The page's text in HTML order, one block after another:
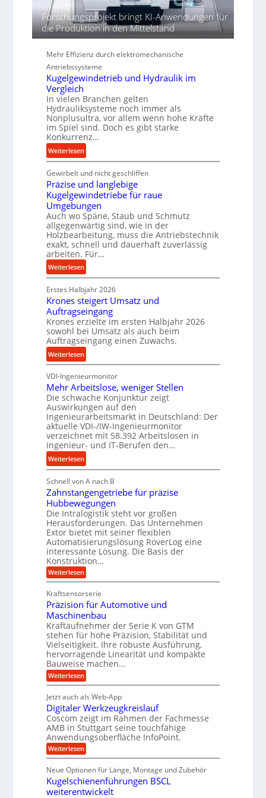
d
i
P
e
r
f
o
r
m
a
n
c
b
e
i
m
D
r
ü
c
k
p
r
o
z
e
s
s
Forschungsprojekt bringt KI-Anwendungen für
die Produktion in den Mittelstand
Mehr Effizienz durch elektromechanische
Antriebssysteme
Kugelgewindetrieb und Hydraulik im
Vergleich
In vielen Branchen gelten
Hydrauliksysteme noch immer als
Nonplusultra, vor allem wenn hohe Kräfte
im Spiel sind. Doch es gibt starke
Konkurrenz…
Weiterlesen:
K
u
g
e
l
g
e
w
i
n
d
e
t
r
i
e
b
u
n
d
H
y
d
r
a
u
l
i
k
m
V
e
r
g
l
e
i
h
Gewirbelt und nicht geschliffen
Präzise und langlebige
Kugelgewindetriebe für raue
Umgebungen
Auch wo Späne, Staub und Schmutz
allgegenwärtig sind, wie in der
Holzbearbeitung, muss die Antriebstechnik
exakt, schnell und dauerhaft zuverlässig
arbeiten. Für…
Weiterlesen:
P
r
ä
z
i
s
e
u
n
d
l
a
n
g
l
e
b
i
g
e
K
u
g
e
l
g
e
w
i
n
d
e
t
r
i
e
b
e
f
ü
r
r
a
e
U
Erstes Halbjahr 2026
Krones steigert Umsatz und
Auftragseingang
Krones erzielte im ersten Halbjahr 2026
sowohl bei Umsatz als auch beim
Auftragseingang einen Zuwachs.
Weiterlesen:
K
r
o
n
e
s
s
t
e
i
g
r
t
U
m
s
a
t
z
n
d
A
u
f
t
r
a
s
e
i
n
g
a
n
g
VDI-Ingenieurmonitor
Mehr Arbeitslose, weniger Stellen
Die schwache Konjunktur zeigt
Auswirkungen auf den
Ingenieurarbeitsmarkt in Deutschland: Der
aktuelle VDI-/IW-Ingenieurmonitor
verzeichnet mit 58.392 Arbeitslosen in
Ingenieur- und IT-Berufen den…
Weiterlesen:
M
e
h
r
A
r
b
e
i
t
s
l
o
s
e
,
w
e
n
i
g
e
r
S
t
e
l
e
Schnell von A nach B
Zahnstangengetriebe für präzise
Hubbewegungen
Die Intralogistik steht vor großen
Herausforderungen. Das Unternehmen
Extor bietet mit seiner flexiblen
Automatisierungslösung RoverLog eine
interessante Lösung. Die Basis der
Konstruktion…
Weiterlesen:
Z
h
n
s
t
a
n
g
e
n
g
e
t
r
i
e
b
e
f
ü
r
r
ä
i
Kraftsensorserie
Präzision für Automotive und
Maschinenbau
Kraftaufnehmer der Serie K von GTM
stehen für hohe Präzision, Stabilität und
Vielseitigkeit. Ihre robuste Ausführung,
hervorragende Linearität und kompakte
Bauweise machen…
Weiterlesen:
P
ä
z
i
s
i
o
n
f
r
A
u
Jetzt auch als Web-App
Digitaler Werkzeugkreislauf
Coscom zeigt im Rahmen der Fachmesse
AMB in Stuttgart seine touchfähige
Anwendungsoberfläche InfoPoint.
Weiterlesen:
D
g
i
t
Neue Optionen für Länge, Montage und Zubehör
Kugelschienenführungen BSCL
weiterentwickelt